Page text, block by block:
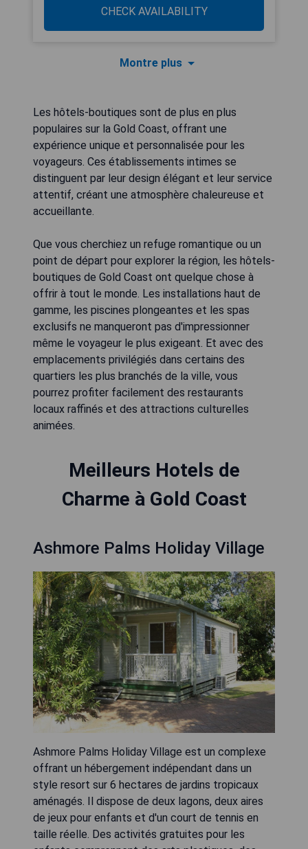
CHECK AVAILABILITY
Montre plus
Les hôtels-boutiques sont de plus en plus
populaires sur la Gold Coast, offrant une
expérience unique et personnalisée pour les
voyageurs. Ces établissements intimes se
distinguent par leur design élégant et leur service
attentif, créant une atmosphère chaleureuse et
accueillante.
Que vous cherchiez un refuge romantique ou un
point de départ pour explorer la région, les hôtels-
boutiques de Gold Coast ont quelque chose à
offrir à tout le monde. Les installations haut de
gamme, les piscines plongeantes et les spas
exclusifs ne manqueront pas d'impressionner
même le voyageur le plus exigeant. Et avec des
emplacements privilégiés dans certains des
quartiers les plus branchés de la ville, vous
pourrez profiter facilement des restaurants
locaux raffinés et des attractions culturelles
animées.
Meilleurs Hotels de
Charme à Gold Coast
Ashmore Palms Holiday Village
Ashmore Palms Holiday Village est un complexe
offrant un hébergement indépendant dans un
style resort sur 6 hectares de jardins tropicaux
aménagés. Il dispose de deux lagons, deux aires
de jeux pour enfants et d'un court de tennis en
taille réelle. Des activités gratuites pour les